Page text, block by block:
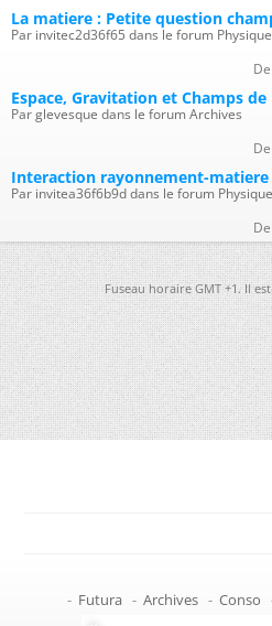
La matiere : Petite question
Par invitec2d36f65 dans le forum Physique
Espace, Gravitation et Champs
Par glevesque dans le forum Archives
Interaction rayonnement-matiere
Par invitea36f6b9d dans le forum Physique
Fuseau horaire GMT +1. Il
- Futura - Archives - Conso